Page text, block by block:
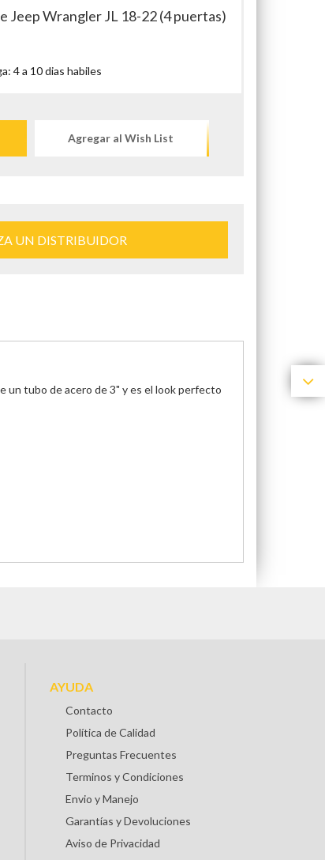
Jeep Wrangler JL 18-22 (4 puertas)
4 a 10 dias habiles
Agregar al Wish List
UN DISTRIBUIDOR
un tubo de acero de 3" y es el look perfecto
AYUDA
Contacto
Política de Calidad
Preguntas Frecuentes
Terminos y Condiciones
Envio y Manejo
Garantías y Devoluciones
Aviso de Privacidad